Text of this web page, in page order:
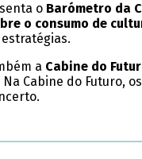
o Barómetro da
o consumo de
a Cabine do
Cabine do